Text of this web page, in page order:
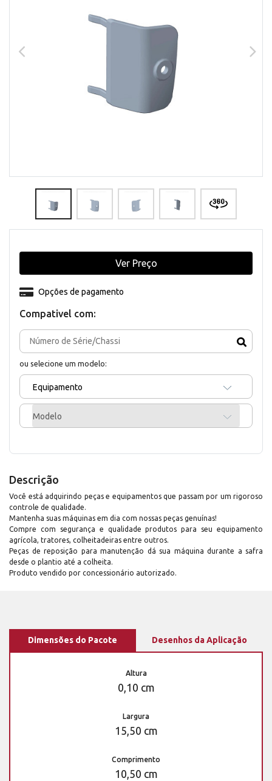
Compativel com:
ou selecione um modelo:
Equipamento
Modelo
Opções de pagamento
Ver Preço
Descrição
Você está adquirindo peças e equipamentos que passam por um rigoroso
controle de qualidade.
Mantenha suas máquinas em dia com nossas peças genuínas!
Compre com segurança e qualidade produtos para seu equipamento
agrícola, tratores, colheitadeiras entre outros.
Peças de reposição para manutenção dá sua máquina durante a safra
desde o plantio até a colheita.
Produto vendido por concessionário autorizado.
Dimensões do Pacote Desenhos da Aplicação
Altura
0,10 cm
Largura
15,50 cm
Comprimento
10,50 cm